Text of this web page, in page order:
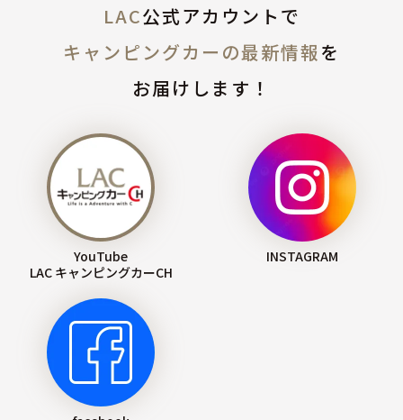
LAC公式アカウントで
キャンピングカーの最新情報を
お届けします！
YouTube
LAC キャンピングカーCH
INSTAGRAM